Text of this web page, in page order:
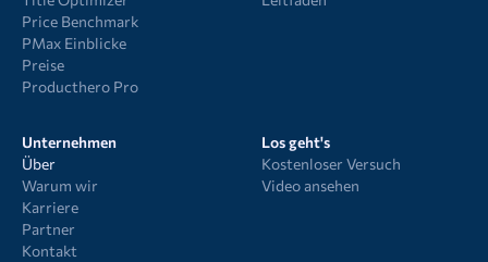
Price Benchmark
PMax Einblicke
Preise
Producthero Pro
Unternehmen
Über
Warum wir
Karriere
Partner
Kontakt
Los geht's
Kostenloser Versuch
Video ansehen